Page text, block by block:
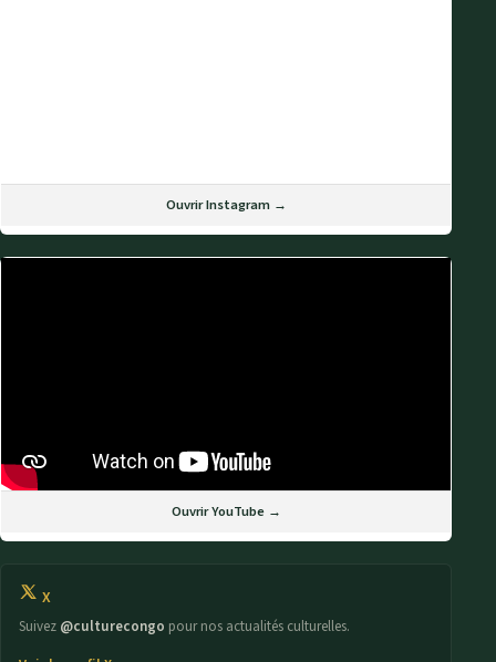
Ouvrir Instagram →
Ouvrir YouTube →
X
Suivez @culturecongo pour nos actualités culturelles.